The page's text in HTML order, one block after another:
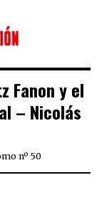
Fanon y el
– Nicolás
nº 50